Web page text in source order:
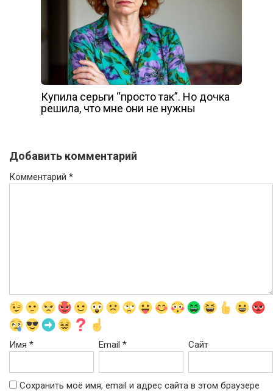
Купила серьги “просто так”. Но дочка
решила, что мне они не нужны
Добавить комментарий
Комментарий *
Имя * Email* Сайт
Сохранить моё имя, email и адрес сайта в этом браузере